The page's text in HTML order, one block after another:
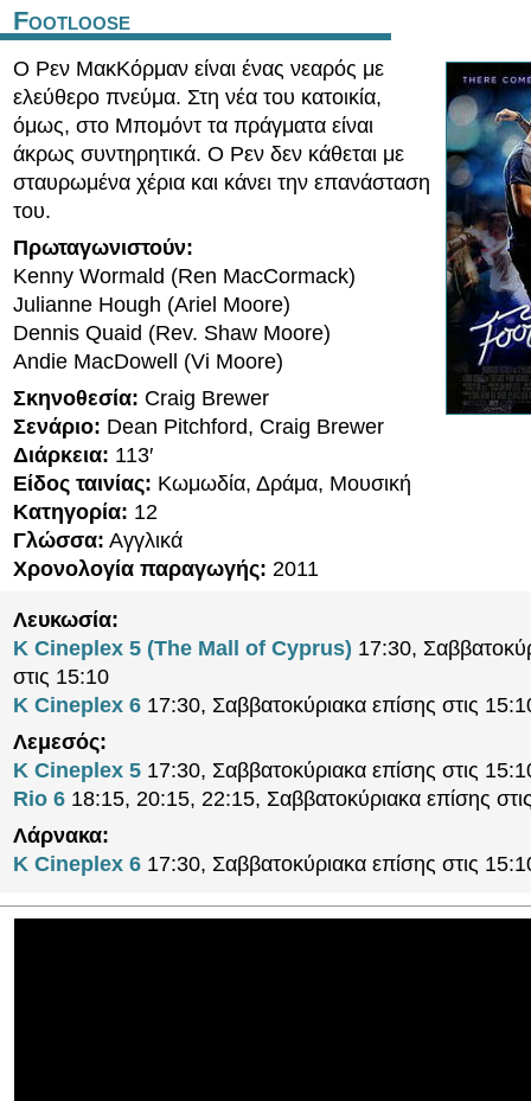
Footloose
Ο Ρεν ΜακΚόρμαν είναι ένας νεαρός με
ελεύθερο πνεύμα. Στη νέα του κατοικία,
όμως, στο Μπομόντ τα πράγματα είναι
άκρως συντηρητικά. Ο Ρεν δεν κάθεται με
σταυρωμένα χέρια και κάνει την επανάσταση
του.
Πρωταγωνιστούν:
Kenny Wormald (Ren MacCormack)
Julianne Hough (Ariel Moore)
Dennis Quaid (Rev. Shaw Moore)
Andie MacDowell (Vi Moore)
Σκηνοθεσία: Craig Brewer
Σενάριο: Dean Pitchford, Craig Brewer
Διάρκεια: 113′
Είδος ταινίας: Κωμωδία, Δράμα, Μουσική
Κατηγορία: 12
Γλώσσα: Αγγλικά
Χρονολογία παραγωγής: 2011
Λευκωσία:
K Cineplex 5 (The Mall of Cyprus) 17:30,
στις 15:10
K Cineplex 6 17:30, Σαββατοκύριακα επίσης στις
Λεμεσός:
K Cineplex 5 17:30, Σαββατοκύριακα επίσης στις
Rio 6 18:15, 20:15, 22:15, Σαββατοκύριακα επίσης
Λάρνακα:
K Cineplex 6 17:30, Σαββατοκύριακα επίσης στις